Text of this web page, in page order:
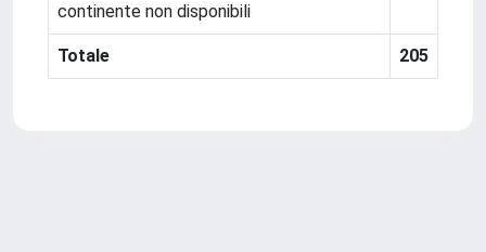
continente non disponibili
Totale 205